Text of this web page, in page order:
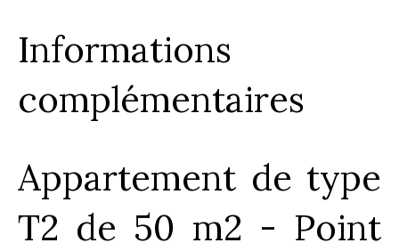
Informations
complémentaires
Appartement de type
T2 de 50 m2 - Point